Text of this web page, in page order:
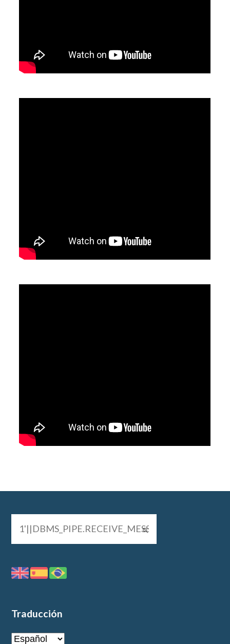
Traducción